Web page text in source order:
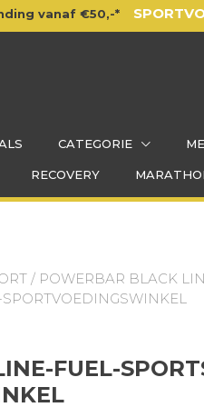
vanaf €50,-*
CATEGORIE
RECOVERY
/ POWERBAR BLACK
FUEL-